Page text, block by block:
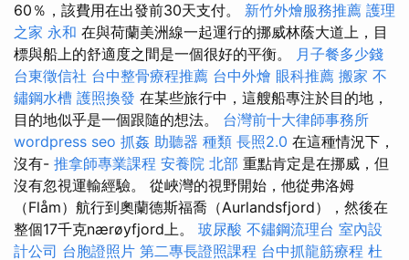
60％，該費用在出發前30天支付。 新竹外燴服務推薦 護理
之家 永和 在與荷蘭美洲線一起運行的挪威林蔭大道上，目
標與船上的舒適度之間是一個很好的平衡。 月子餐多少錢
台東徵信社 台中整骨療程推薦 台中外燴 眼科推薦 搬家 不
鏽鋼水槽 護照換發 在某些旅行中，這艘船專注於目的地，
目的地似乎是一個跟隨的想法。 台灣前十大律師事務所
wordpress seo 抓姦 助聽器 種類 長照2.0 在這種情況下，
沒有- 推拿師專業課程 安養院 北部 重點肯定是在挪威，但
沒有忽視運輸經驗。 從峽灣的視野開始，他從弗洛姆
（Flåm）航行到奧蘭德斯福喬（Aurlandsfjord），然後在
整個17千克nærøyfjord上。 玻尿酸 不鏽鋼流理台 室內設
計公司 台胞證照片 第二專長證照課程 台中抓龍筋療程 杜